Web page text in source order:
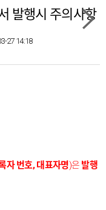
발행시 주의사항
27 14:18
자 번호, 대표자명)은 발행